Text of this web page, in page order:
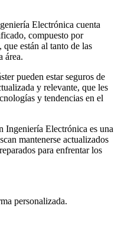
Electrónica cuenta
compuesto por
están al tanto de las
área.
pueden estar seguros de
y relevante, que les
y tendencias en el
Ingeniería Electrónica es una
mantenerse actualizados
para enfrentar los
personalizada.